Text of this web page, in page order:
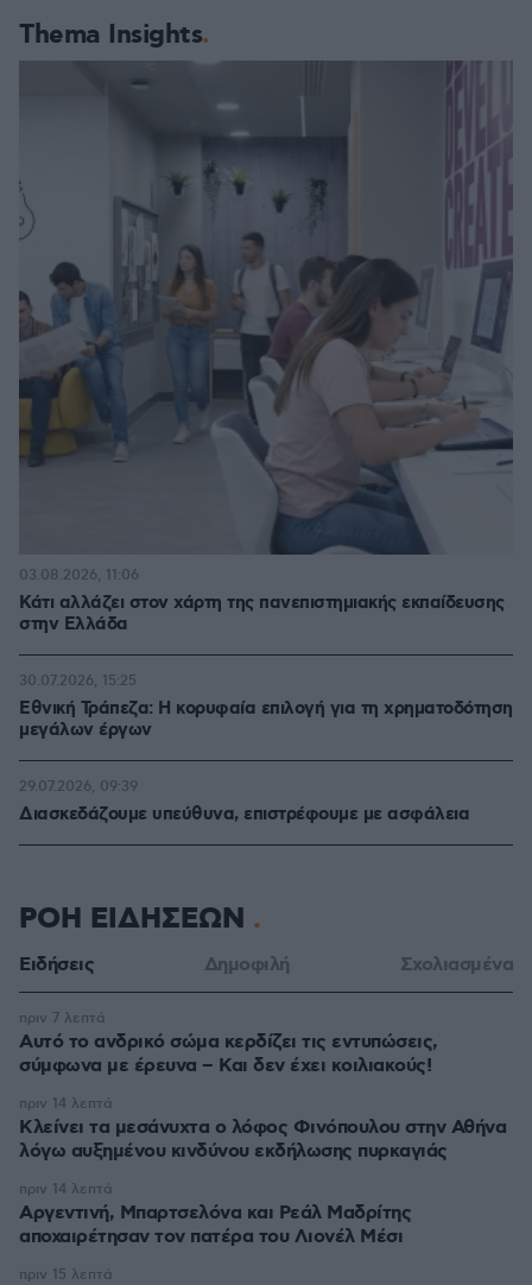
Thema Insights
Κάτι αλλάζει στον χάρτη της πανεπιστημιακής εκπαίδευσης
στην Ελλάδα
03.08.2026, 11:06
Εθνική Τράπεζα: Η κορυφαία επιλογή για τη χρηματοδότηση
μεγάλων έργων
30.07.2026, 15:25
Διασκεδάζουμε υπεύθυνα, επιστρέφουμε με ασφάλεια
29.07.2026, 09:39
ΡΟΗ ΕΙΔΗΣΕΩΝ
Ειδήσεις Δημοφιλή Σχολιασμένα
Αυτό το ανδρικό σώμα κερδίζει τις εντυπώσεις,
σύμφωνα με έρευνα – Και δεν έχει κοιλιακούς!
πριν 7 λεπτά
Κλείνει τα μεσάνυχτα ο λόφος Φινόπουλου στην Αθήνα
λόγω αυξημένου κινδύνου εκδήλωσης πυρκαγιάς
πριν 14 λεπτά
Αργεντινή, Μπαρτσελόνα και Ρεάλ Μαδρίτης
αποχαιρέτησαν τον πατέρα του Λιονέλ Μέσι
πριν 14 λεπτά
πριν 15 λεπτά